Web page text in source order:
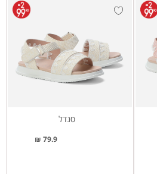
סנדל
79.9 ₪